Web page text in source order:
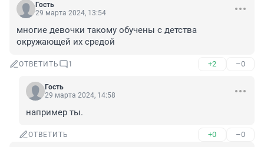
Гость
29 марта 2024, 13:54
многие девочки такому обучены с детства
окружающей их средой
ОТВЕТИТЬ 1 +2 –0
Гость
29 марта 2024, 14:58
например ты.
ОТВЕТИТЬ +0 –0